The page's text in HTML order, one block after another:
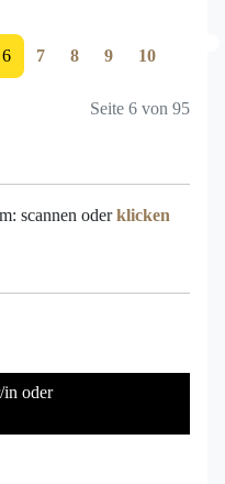
6 7 8 9 10
Seite 6 von 95
scannen oderklicken
in oder